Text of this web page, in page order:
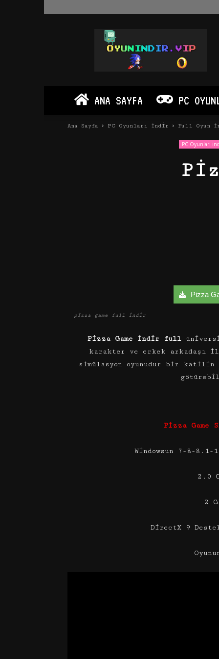
Oyun
İndir
PC
Android
ANA SAYFA PC
Ana Sayfa PC Oyunları İndir Full Oyun
PC Oyunları
Pizza
pizza game full indir
Pizza Game indir full
karakter ve erkek arkadaşı
simülasyon oyunudur bir
Pizza Game
Windowsun 7-8-
2.0
2
DirectX 9